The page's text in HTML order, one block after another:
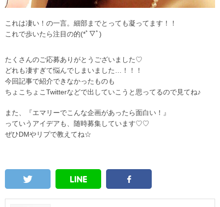
これは凄い！の一言。細部までとっても凝ってます！！
これで歩いたら注目の的(*ﾟ▽ﾟ)
たくさんのご応募ありがとうございました♡
どれも凄すぎて悩んでしまいました…！！！
今回記事で紹介できなかったものも
ちょこちょこTwitterなどで出していこうと思ってるので見てね♪
また、『エマリーでこんな企画があったら面白い！』
っていうアイデアも、随時募集しています♡♡
ぜひDMやリプで教えてね☆